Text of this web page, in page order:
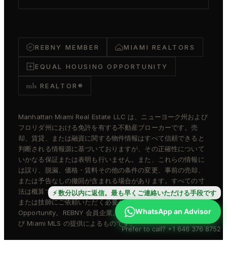
⚡ 数分以内に返信。最も早くご連絡いただける手段です
WhatsApp an Advisor
Prefer to call? +1 646 376 8752
REBNY MEMBER MIAMI REALTORS
EQUAL HOUSING OPPORTUNITY
mls REALTOR®
Manhattan Miami Real Estate LLC は、ニューヨーク州および
フロリダ州における免許を有する不動産ブローカーです。売
却、賃貸、または融資に関する物件情報はすべて信頼できると
判断される情報源に基づいておりますが、その正確性について
いかなる保証または表明も行いません。また、これらの情報に
は誤り、脱漏、価格・賃料その他の条件の変更、事前の売却、
または予告なしの撤回が含まれる場合があります。すべての寸
法は概算です。正確な寸法については、お客様ご自身で建築士
または技師にご依頼いただく必要があります。Equal Housing
Opportunity。REBNY 会員企業。物件情報は REBNY RLS およ
び Miami MLS の提供によるものです。